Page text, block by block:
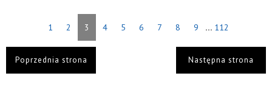
1 2 3 4 5 6 7 8 9 ... 112
Poprzednia strona Następna strona